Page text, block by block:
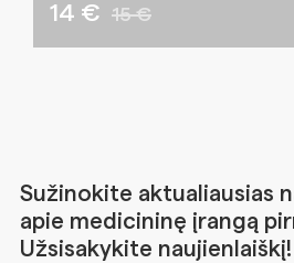
14 € 15 €
Sužinokite aktualiausias
apie medicininę įrangą
Užsisakykite naujienlaiškį!